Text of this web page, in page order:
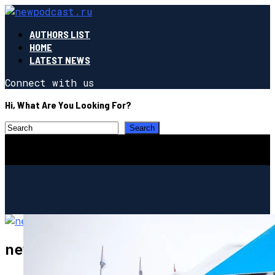
AUTHORS LIST
HOME
LATEST NEWS
Connect with us
Hi, What Are You Looking For?
newpodcast.ru